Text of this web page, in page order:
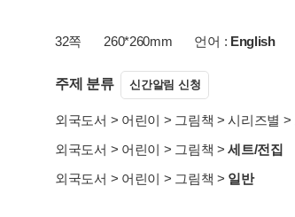
32쪽 260*260mm 언어 : English
주제 분류 신간알림 신청
외국도서 > 어린이 > 그림책 >시리즈별 >
외국도서 > 어린이 > 그림책 >세트/전집
외국도서 > 어린이 > 그림책 > 일반